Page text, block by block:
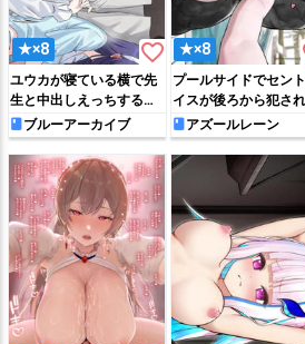
★×8 favorite_border
ユウカが寝ている横で先
生と中出しえっちするノ
アブルーアーカイブ
★×8
プールサイドでセン
イスが後ろから犯され
アヘっちゃう♡
アズールレーン